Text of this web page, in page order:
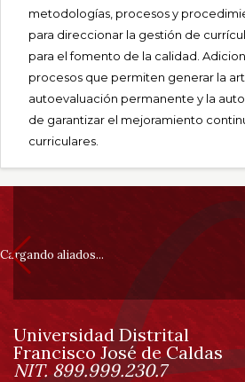
metodologías, procesos y
para direccionar la gestión de
para el fomento de la calidad.
procesos que permiten generar la
autoevaluación permanente y la
de garantizar el mejoramiento
curriculares.
Información
pie
de
página
Cargando aliados...
Información
Universidad Distrital
Francisco José de Caldas
NIT. 899.999.230.7